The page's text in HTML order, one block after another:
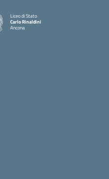
Liceo di Stato
Carlo Rinaldini
Ancona